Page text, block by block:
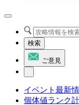
検索
ご意見
イベント最新
個体値ランク